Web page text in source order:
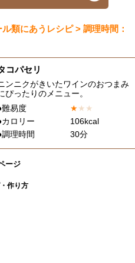
類にあうレシピ > 調理時間：
コパセリ
ンニクがきいたワインのおつまみ
ぴったりのメニュー。
難易度
★★ ★
カロリー
106kcal
調理時間
30分
ージ
作り方